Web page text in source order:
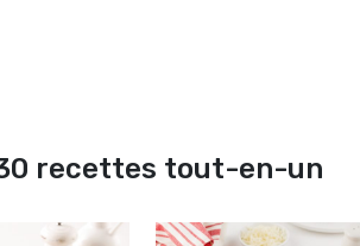
recettes tout-en-un